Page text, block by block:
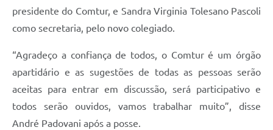
presidente do Comtur, e Sandra Virginia Tolesano Pascoli
como secretaria, pelo novo colegiado.
“Agradeço a confiança de todos, o Comtur é um órgão
apartidário e as sugestões de todas as pessoas serão
aceitas para entrar em discussão, será participativo e
todos serão ouvidos, vamos trabalhar muito”, disse
André Padovani após a posse.